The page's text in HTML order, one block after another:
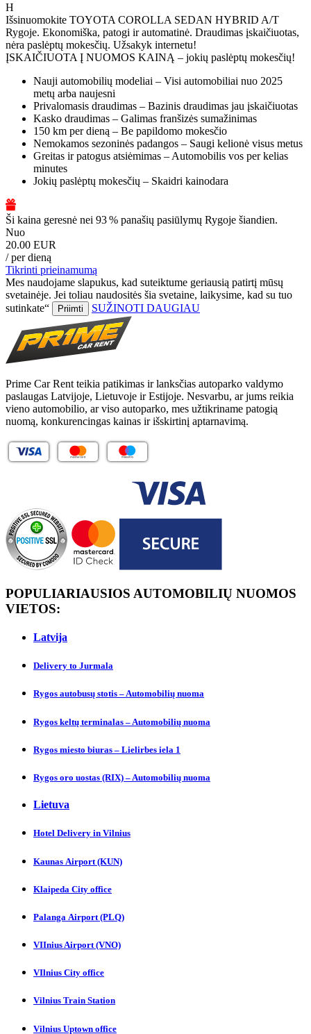
H
Išsinuomokite TOYOTA COROLLA SEDAN HYBRID A/T
Rygoje. Ekonomiška, patogi ir automatinė. Draudimas įskaičiuotas,
nėra paslėptų mokesčių. Užsakyk internetu!
ĮSKAIČIUOTA Į NUOMOS KAINĄ – jokių paslėptų mokesčių!
Nauji automobilių modeliai – Visi automobiliai nuo 2025
metų arba naujesni
Privalomasis draudimas – Bazinis draudimas jau įskaičiuotas
Kasko draudimas – Galimas franšizės sumažinimas
150 km per dieną – Be papildomo mokesčio
Nemokamos sezoninės padangos – Saugi kelionė visus metus
Greitas ir patogus atsiėmimas – Automobilis vos per kelias
minutes
Jokių paslėptų mokesčių – Skaidri kainodara
Ši kaina geresnė nei 93 % panašių pasiūlymų Rygoje šiandien.
Nuo
20.00 EUR
/ per dieną
Tikrinti prieinamumą
Mes naudojame slapukus, kad suteiktume geriausią patirtį mūsų
svetainėje. Jei toliau naudositės šia svetaine, laikysime, kad su tuo
sutinkate“
Priimti SUŽINOTI DAUGIAU
Prime Car Rent teikia patikimas ir lanksčias autoparko valdymo
paslaugas Latvijoje, Lietuvoje ir Estijoje. Nesvarbu, ar jums reikia
vieno automobilio, ar viso autoparko, mes užtikriname patogią
nuomą, konkurencingas kainas ir išskirtinį aptarnavimą.
POPULIARIAUSIOS AUTOMOBILIŲ NUOMOS
VIETOS:
Latvija
Delivery to Jurmalа
Rygos autobusų stotis – Automobilių nuoma
Rygos keltų terminalas – Automobilių nuoma
Rygos miesto biuras – Lielirbes iela 1
Rygos oro uostas (RIX) – Automobilių nuoma
Lietuva
Hotel Delivery in Vilnіus
Kaunas Аirport (KUN)
Klaipeda City officе
Palanga Аirport (PLQ)
VIInius Airport (VNO)
VIlnius City оffice
Vilnius Trаin Station
Vilnius Uptown officе